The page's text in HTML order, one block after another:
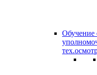
Обучение